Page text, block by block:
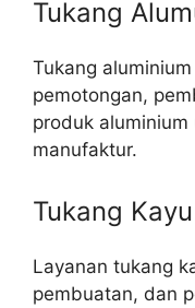
Tukang
Tukang
pemotongan,
produk
manufaktur.
Tukang Kayu
Layanan tukang
pembuatan, dan